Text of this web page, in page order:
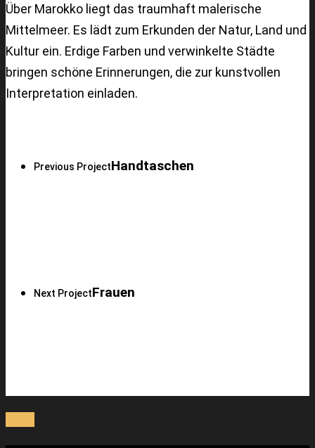
Über Marokko liegt das traumhaft malerische
Mittelmeer. Es lädt zum Erkunden der Natur, Land und
Kultur ein. Erdige Farben und verwinkelte Städte
bringen schöne Erinnerungen, die zur kunstvollen
Interpretation einladen.
Previous ProjectHandtaschen
Next ProjectFrauen